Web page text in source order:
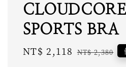
SPORTS BRA
Sale
NT$ 2,118 Regular
NT$ 2,380